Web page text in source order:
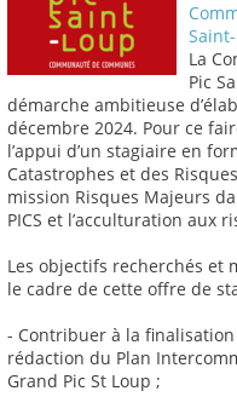
La
Pic
démarche ambitieuse
décembre 2024. Pour ce
l’appui d’un stagiaire en
Catastrophes et des
mission Risques Majeurs
PICS et l’acculturation aux
Les objectifs recherchés et
le cadre de cette offre de
- Contribuer à la
rédaction du Plan
Grand Pic St Loup ;